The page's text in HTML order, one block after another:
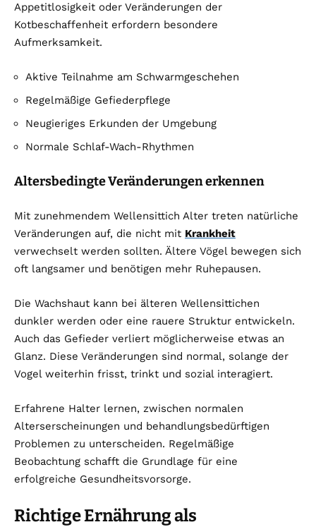
Appetitlosigkeit oder Veränderungen der
Kotbeschaffenheit erfordern besondere
Aufmerksamkeit.
Aktive Teilnahme am Schwarmgeschehen
Regelmäßige Gefiederpflege
Neugieriges Erkunden der Umgebung
Normale Schlaf-Wach-Rhythmen
Altersbedingte Veränderungen erkennen
Mit zunehmendem Wellensittich Alter treten natürliche
Veränderungen auf, die nicht mit Krankheit
verwechselt werden sollten. Ältere Vögel bewegen sich
oft langsamer und benötigen mehr Ruhepausen.
Die Wachshaut kann bei älteren Wellensittichen
dunkler werden oder eine rauere Struktur entwickeln.
Auch das Gefieder verliert möglicherweise etwas an
Glanz. Diese Veränderungen sind normal, solange der
Vogel weiterhin frisst, trinkt und sozial interagiert.
Erfahrene Halter lernen, zwischen normalen
Alterserscheinungen und behandlungsbedürftigen
Problemen zu unterscheiden. Regelmäßige
Beobachtung schafft die Grundlage für eine
erfolgreiche Gesundheitsvorsorge.
Richtige Ernährung als